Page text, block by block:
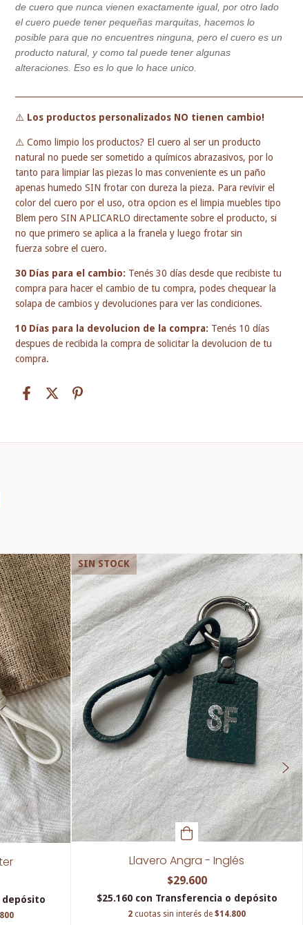
de cuero que nunca vienen exactamente igual, por otro lado
el cuero puede tener pequeñas marquitas, hacemos lo
posible para que no encuentres ninguna, pero el cuero es un
producto natural, y como tal puede tener algunas
alteraciones. Eso es lo que lo hace unico.
⚠️ Los productos personalizados NO tienen cambio!
⚠️ Como limpio los productos? El cuero al ser un producto
natural no puede ser sometido a químicos abrazasivos, por lo
tanto para limpiar las piezas lo mas conveniente es un paño
apenas humedo SIN frotar con dureza la pieza. Para revivir el
color del cuero por el uso, otra opcion es el limpia muebles tipo
Blem pero SIN APLICARLO directamente sobre el producto, si
no que primero se aplica a la franela y luego frotar sin
fuerza sobre el cuero.
30 Días para el cambio: Tenés 30 días desde que recibiste tu
compra para hacer el cambio de tu compra, podes chequear la
solapa de cambios y devoluciones para ver las condiciones.
10 Días para la devolucion de la compra: Tenés 10 días
despues de recibida la compra de solicitar la devolucion de tu
compra.
depósito
SIN STOCK
Llavero Angra - Inglés
$29.600
$25.160 con Transferencia o depósito
2 cuotas sin interés de $14.800